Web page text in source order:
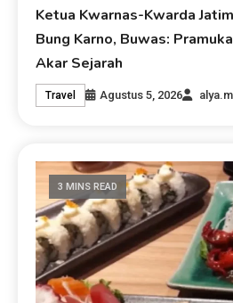
Ketua Kwarnas-Kwarda
Bung Karno, Buwas:
Akar Sejarah
Travel Agustus 5, 2026
3 MINS READ